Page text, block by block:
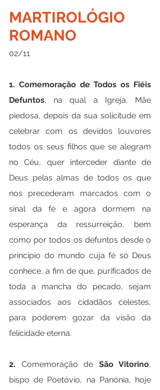
MARTIROLÓGIO
ROMANO
02/11
1. Comemoração de Todos os Fiéis
Defuntos, na qual a Igreja, Mãe
piedosa, depois da sua solicitude em
celebrar com os devidos louvores
todos os seus filhos que se alegram
no Céu, quer interceder diante de
Deus pelas almas de todos os que
nos precederam marcados com o
sinal da fé e agora dormem na
esperança da ressurreição, bem
como por todos os defuntos desde o
princípio do mundo cuja fé só Deus
conhece, a fim de que, purificados de
toda a mancha do pecado, sejam
associados aos cidadãos celestes,
para poderem gozar da visão da
felicidade eterna.
2. Comemoração de São Vitorino,
bispo de Poetóvio, na Panónia, hoje